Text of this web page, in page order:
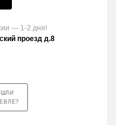
— 1-2 дня!
проезд д.8